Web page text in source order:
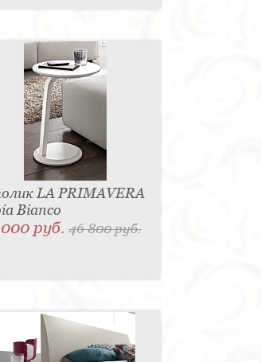
LA PRIMAVERA
Bianco
000 руб.46 800 руб.